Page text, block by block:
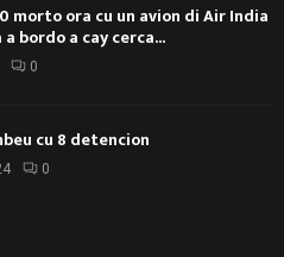
morto ora cu un avion di Air India
a bordo a cay cerca...
0
cu 8 detencion
0